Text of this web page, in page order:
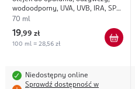
Opalanie
wodoodporny, UVA, UVB, IRA, SPF
30
70 ml
19,99 zł
100 ml = 28,56 zł
Niedostępny online
Sprawdź dostępność w